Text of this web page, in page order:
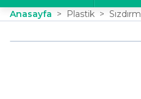
Anasayfa Plastik